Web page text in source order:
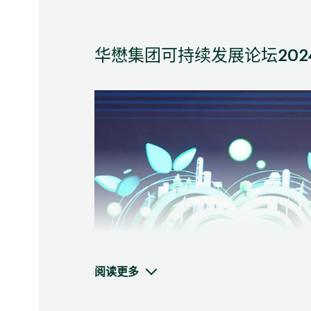
华懋集团可持续发展论坛
阅读更多